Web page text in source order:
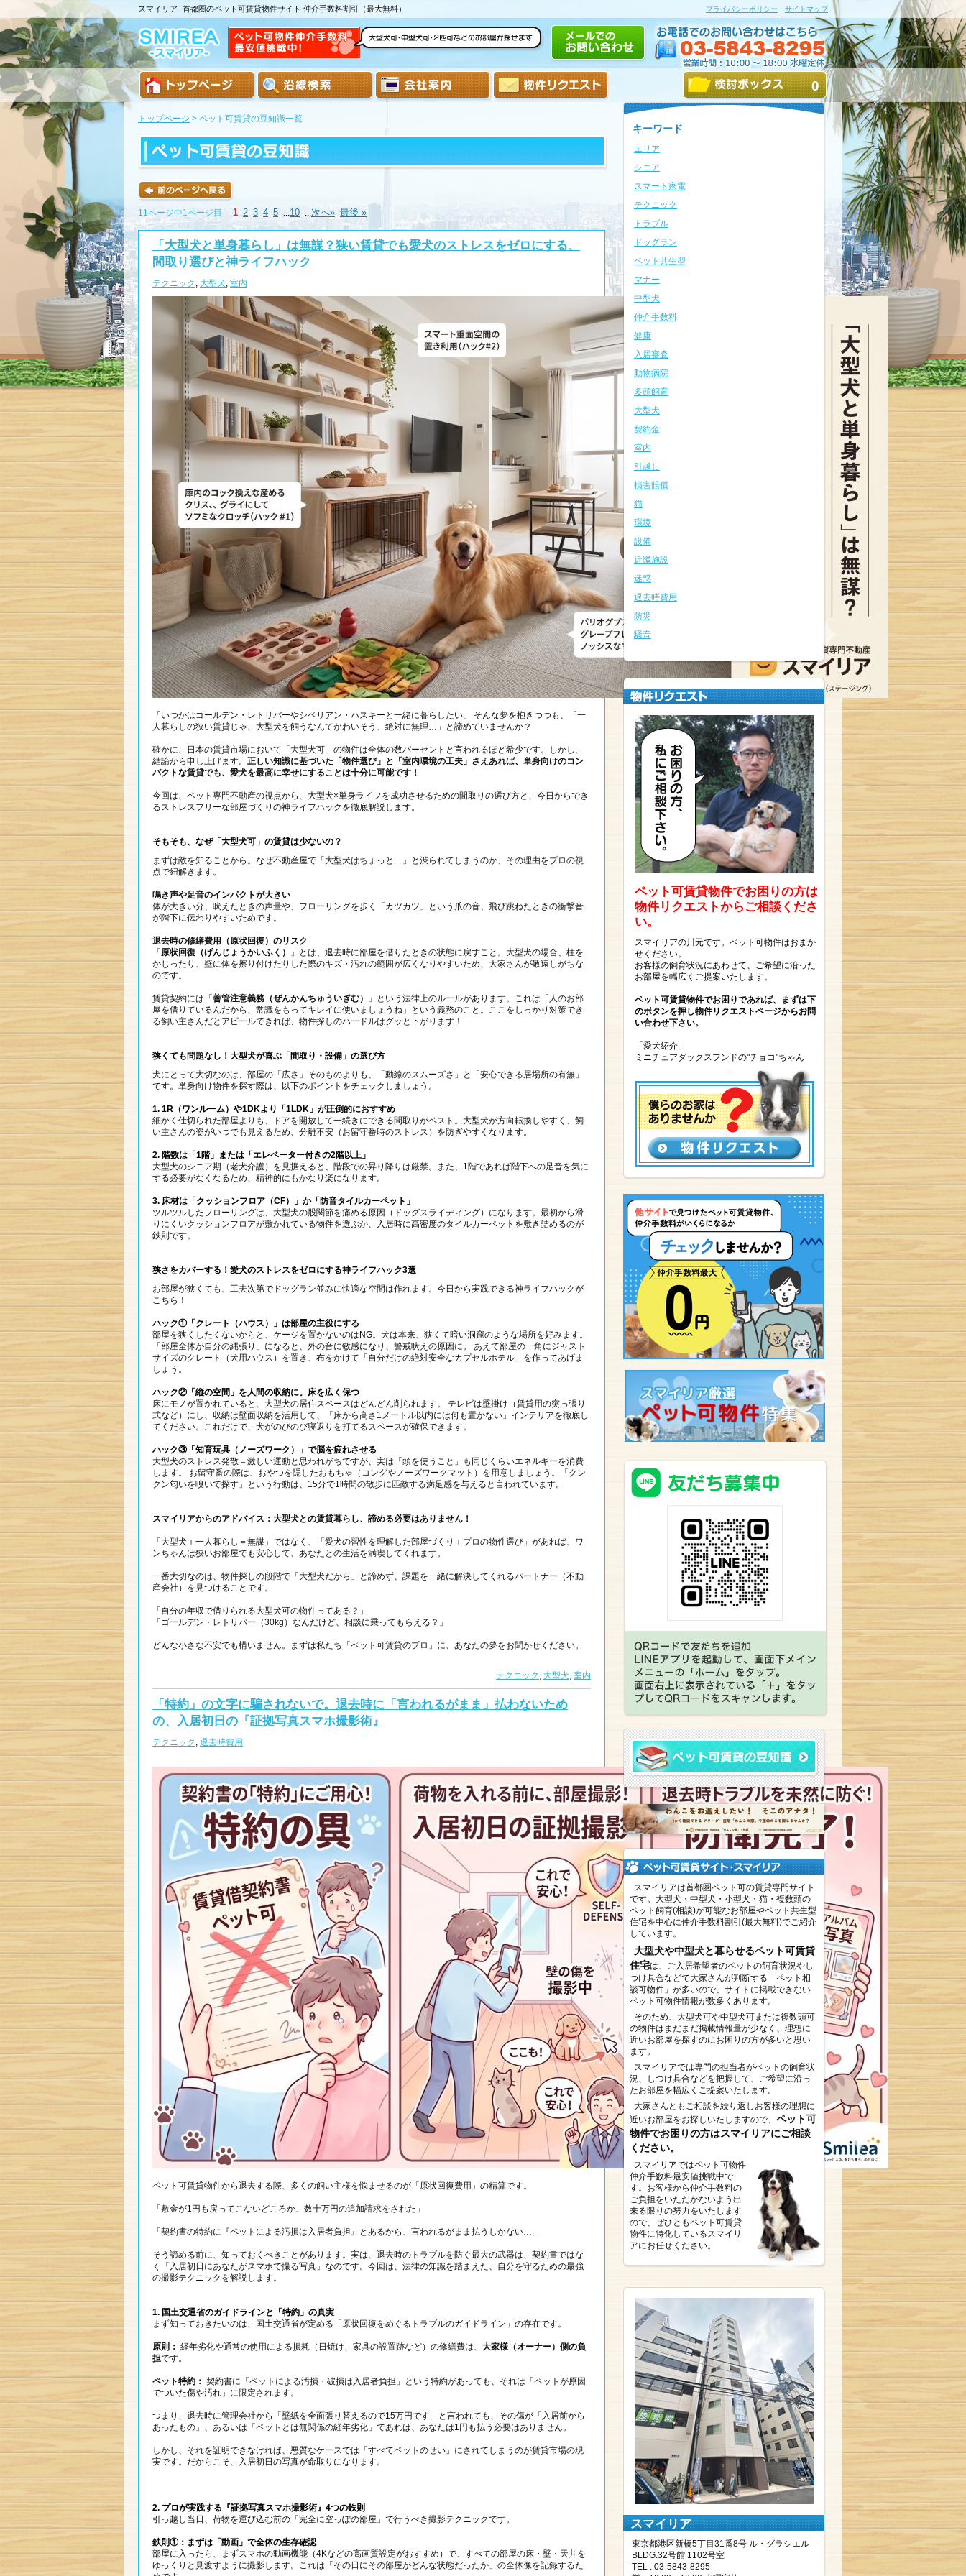
スマイリア- 首都圏のペット可賃貸物件サイト 仲介手数料割引（最大無料） プライバシーポリシー サイトマップ
0
トップページ > ペット可賃貸の豆知識一覧
11ページ中1ページ目 1 2 3 4 5 ...10 ...次へ» 最後 »
「大型犬と単身暮らし」は無謀？狭い賃貸でも愛犬のストレスをゼロにする、
間取り選びと神ライフハック
テクニック , 大型犬, 室内
「いつかはゴールデン・レトリバーやシベリアン・ハスキーと一緒に暮らしたい」 そんな夢を抱きつつも、「一
人暮らしの狭い賃貸じゃ、大型犬を飼うなんてかわいそう、絶対に無理…」と諦めていませんか？
確かに、日本の賃貸市場において「大型犬可」の物件は全体の数パーセントと言われるほど希少です。しかし、
結論から申し上げます。 正しい知識に基づいた「物件選び」と「室内環境の工夫」さえあれば、単身向けのコン
パクトな賃貸でも、愛犬を最高に幸せにすることは十分に可能です！
今回は、ペット専門不動産の視点から、大型犬×単身ライフを成功させるための間取りの選び方と、今日からでき
るストレスフリーな部屋づくりの神ライフハックを徹底解説します。
そもそも、なぜ「大型犬可」の賃貸は少ないの？
まずは敵を知ることから。なぜ不動産屋で「大型犬はちょっと…」と渋られてしまうのか、その理由をプロの視
点で紐解きます。
鳴き声や足音のインパクトが大きい
体が大きい分、吠えたときの声量や、フローリングを歩く「カツカツ」という爪の音、飛び跳ねたときの衝撃音
が階下に伝わりやすいためです。
退去時の修繕費用（原状回復）のリスク
「 原状回復（げんじょうかいふく）
」とは、退去時に部屋を借りたときの状態に戻すこと。大型犬の場合、柱を
かじったり、壁に体を擦り付けたりした際のキズ・汚れの範囲が広くなりやすいため、大家さんが敬遠しがちな
のです。
賃貸契約には「 善管注意義務（ぜんかんちゅういぎむ）
」という法律上のルールがあります。これは「人のお部
屋を借りているんだから、常識をもってキレイに使いましょうね」という義務のこと。ここをしっかり対策でき
る飼い主さんだとアピールできれば、物件探しのハードルはグッと下がります！
狭くても問題なし！大型犬が喜ぶ「間取り・設備」の選び方
犬にとって大切なのは、部屋の「広さ」そのものよりも、「動線のスムーズさ」と「安心できる居場所の有無」
です。単身向け物件を探す際は、以下のポイントをチェックしましょう。
1. 1R（ワンルーム）や1DKより「1LDK」が圧倒的におすすめ
細かく仕切られた部屋よりも、ドアを開放して一続きにできる間取りがベスト。大型犬が方向転換しやすく、飼
い主さんの姿がいつでも見えるため、分離不安（お留守番時のストレス）を防ぎやすくなります。
2. 階数は「1階」または「エレベーター付きの2階以上」
大型犬のシニア期（老犬介護）を見据えると、階段での昇り降りは厳禁。また、1階であれば階下への足音を気に
する必要がなくなるため、精神的にもかなり楽になります。
3. 床材は「クッションフロア（CF）」か「防音タイルカーペット」
ツルツルしたフローリングは、大型犬の股関節を痛める原因（ドッグスライディング）になります。最初から滑
りにくいクッションフロアが敷かれている物件を選ぶか、入居時に高密度のタイルカーペットを敷き詰めるのが
鉄則です。
狭さをカバーする！愛犬のストレスをゼロにする神ライフハック3選
お部屋が狭くても、工夫次第でドッグラン並みに快適な空間は作れます。今日から実践できる神ライフハックが
こちら！
ハック①「クレート（ハウス）」は部屋の主役にする
部屋を狭くしたくないからと、ケージを置かないのはNG。犬は本来、狭くて暗い洞窟のような場所を好みます。
「部屋全体が自分の縄張り」になると、外の音に敏感になり、警戒吠えの原因に。 あえて部屋の一角にジャスト
サイズのクレート（犬用ハウス）を置き、布をかけて「自分だけの絶対安全なカプセルホテル」を作ってあげま
しょう。
ハック②「縦の空間」を人間の収納に。床を広く保つ
床にモノが置かれていると、大型犬の居住スペースはどんどん削られます。 テレビは壁掛け（賃貸用の突っ張り
式など）にし、収納は壁面収納を活用して、「床から高さ1メートル以内には何も置かない」インテリアを徹底し
てください。これだけで、犬がのびのび寝返りを打てるスペースが確保できます。
ハック③「知育玩具（ノーズワーク）」で脳を疲れさせる
大型犬のストレス発散＝激しい運動と思われがちですが、実は「頭を使うこと」も同じくらいエネルギーを消費
します。 お留守番の際は、おやつを隠したおもちゃ（コングやノーズワークマット）を用意しましょう。「クン
クン匂いを嗅いで探す」という行動は、15分で1時間の散歩に匹敵する満足感を与えると言われています。
スマイリアからのアドバイス：大型犬との賃貸暮らし、諦める必要はありません！
「大型犬＋一人暮らし＝無謀」ではなく、「愛犬の習性を理解した部屋づくり＋プロの物件選び」があれば、ワ
ンちゃんは狭いお部屋でも安心して、あなたとの生活を満喫してくれます。
一番大切なのは、物件探しの段階で「大型犬だから」と諦めず、課題を一緒に解決してくれるパートナー（不動
産会社）を見つけることです。
「自分の年収で借りられる大型犬可の物件ってある？」
「ゴールデン・レトリバー（30kg）なんだけど、相談に乗ってもらえる？」
どんな小さな不安でも構いません。まずは私たち「ペット可賃貸のプロ」に、あなたの夢をお聞かせください。
テクニック , 大型犬, 室内
「特約」の文字に騙されないで。退去時に「言われるがまま」払わないため
の、入居初日の『証拠写真スマホ撮影術』
テクニック , 退去時費用
ペット可賃貸物件から退去する際、多くの飼い主様を悩ませるのが「原状回復費用」の精算です。
「敷金が1円も戻ってこないどころか、数十万円の追加請求をされた」
「契約書の特約に『ペットによる汚損は入居者負担』とあるから、言われるがまま払うしかない…」
そう諦める前に、知っておくべきことがあります。実は、退去時のトラブルを防ぐ最大の武器は、契約書ではな
く「入居初日にあなたがスマホで撮る写真」なのです。今回は、法律の知識を踏まえた、自分を守るための最強
の撮影テクニックを解説します。
1. 国土交通省のガイドラインと「特約」の真実
まず知っておきたいのは、国土交通省が定める「原状回復をめぐるトラブルのガイドライン」の存在です。
原則： 経年劣化や通常の使用による損耗（日焼け、家具の設置跡など）の修繕費は、 大家様（オーナー）側の負
担です。
ペット特約： 契約書に「ペットによる汚損・破損は入居者負担」という特約があっても、それは「ペットが原因
でついた傷や汚れ」に限定されます。
つまり、退去時に管理会社から「壁紙を全面張り替えるので15万円です」と言われても、その傷が「入居前から
あったもの」、あるいは「ペットとは無関係の経年劣化」であれば、あなたは1円も払う必要はありません。
しかし、それを証明できなければ、悪質なケースでは「すべてペットのせい」にされてしまうのが賃貸市場の現
実です。だからこそ、入居初日の写真が命取りになります。
2. プロが実践する『証拠写真スマホ撮影術』4つの鉄則
引っ越し当日、荷物を運び込む前の「完全に空っぽの部屋」で行うべき撮影テクニックです。
鉄則①：まずは「動画」で全体の生存確認
部屋に入ったら、まずスマホの動画機能（4Kなどの高画質設定がおすすめ）で、すべての部屋の床・壁・天井を
ゆっくりと見渡すように撮影します。これは「その日にその部屋がどんな状態だったか」の全体像を記録するた
キーワード
エリア
シニア
スマート家電
テクニック
トラブル
ドッグラン
ペット共生型
マナー
中型犬
仲介手数料
健康
入居審査
動物病院
多頭飼育
大型犬
契約金
室内
引越し
損害賠償
猫
環境
設備
近隣施設
迷惑
退去時費用
防災
騒音
ペット可賃貸物件でお困りの方は
物件リクエストからご相談くださ
い。
スマイリアの川元です。ペット可物件はおまか
せください。
お客様の飼育状況にあわせて、ご希望に沿った
お部屋を幅広くご提案いたします。
ペット可賃貸物件でお困りであれば、まずは下
のボタンを押し物件リクエストページからお問
い合わせ下さい。
「愛犬紹介」
ミニチュアダックスフンドの"チョコ"ちゃん
スマイリアは首都圏ペット可の賃貸専門サイト
です。大型犬・中型犬・小型犬・猫・複数頭の
ペット飼育(相談)が可能なお部屋やペット共生型
住宅を中心に仲介手数料割引(最大無料)でご紹介
しています。
大型犬や中型犬と暮らせるペット可賃貸
住宅は、ご入居希望者のペットの飼育状況やし
つけ具合などで大家さんが判断する「ペット相
談可物件」が多いので、サイトに掲載できない
ペット可物件情報が数多くあります。
そのため、大型犬可や中型犬可または複数頭可
の物件はまだまだ掲載情報量が少なく、理想に
近いお部屋を探すのにお困りの方が多いと思い
ます。
スマイリアでは専門の担当者がペットの飼育状
況、しつけ具合などを把握して、ご希望に沿っ
たお部屋を幅広くご提案いたします。
大家さんともご相談を繰り返しお客様の理想に
近いお部屋をお探しいたしますので、 ペット可
物件でお困りの方はスマイリアにご相談
ください。
スマイリアではペット可物件
仲介手数料最安値挑戦中で
す。お客様から仲介手数料の
ご負担をいただかないよう出
来る限りの努力をいたします
ので、ぜひともペット可賃貸
物件に特化しているスマイリ
アにお任せください。
スマイリア
東京都港区新橋5丁目31番8号 ル・グラシエル
BLDG.32号館 1102号室
TEL : 03-5843-8295